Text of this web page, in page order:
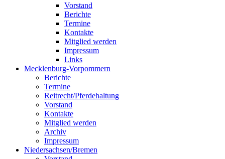
Vorstand
Berichte
Termine
Kontakte
Mitglied werden
Impressum
Links
Mecklenburg-Vorpommern
Berichte
Termine
Reitrecht/Pferdehaltung
Vorstand
Kontakte
Mitglied werden
Archiv
Impressum
Niedersachsen/Bremen